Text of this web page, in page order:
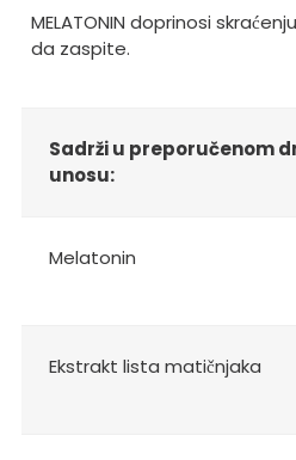
MELATONIN doprinosi
da zaspite.
Sadrži u preporučenom
unosu:
Melatonin
Ekstrakt lista matičnjaka